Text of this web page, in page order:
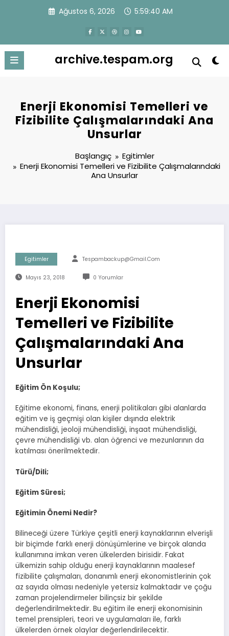
Ağustos 6, 2026 5:59:41 AM
archive.tespam.org
Enerji Ekonomisi Temelleri ve
Fizibilite Çalışmalarındaki Ana
Unsurlar
Başlangıç
Egitimler
Enerji Ekonomisi Temelleri ve Fizibilite Çalışmalarındaki
Ana Unsurlar
Egitimler Tespambackup@gmail.com
Mayıs 23, 2018 0 Yorumlar
Enerji Ekonomisi
Temelleri ve Fizibilite
Çalışmalarındaki Ana
Unsurlar
Eğitim Ön Koşulu;
Eğitime ekonomi, finans, enerji politikaları gibi alanlarda
eğitim ve iş geçmişi olan kişiler dışında elektrik
mühendisliği, jeoloji mühendisliği, inşaat mühendisliği,
çevre mühendisliği vb. alan öğrenci ve mezunlarının da
katılması önerilmektedir.
Türü/Dili;
Eğitim Süresi;
Eğitimin Önemi Nedir?
Bilineceği üzere Türkiye çeşitli enerji kaynaklarının elverişli
bir biçimde farklı enerji dönüşümlerine ve birçok alanda
kullanımına imkan veren ülkelerden birisidir. Fakat
ülkemizin sahip olduğu enerji kaynaklarının maalesef
fizibilite çalışmaları, donanımlı enerji ekonomistlerinin çok
az sayıda olması nedeniyle yetersiz kalmaktadır ve çoğu
zaman projelendirmeler bilinçsiz bir şekilde
değerlendirilmektedir. Bu eğitim ile enerji ekonomisinin
temel prensipleri, teori ve uygulamaları ile, farklı
ülkelerden örnek olaylar değerlendirilecektir.